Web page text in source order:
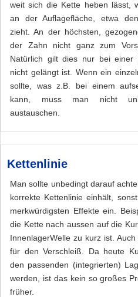
weit sich die Kette heben lässt,
an der Auflagefläche, etwa
zieht. An der höchsten,
der Zahn nicht ganz zum
Natürlich gilt dies nur bei einer
nicht gelängt ist. Wenn ein
sollte, was z.B. bei einem
kann, muss man nicht
austauschen.
Kettenlinie
Man sollte unbedingt darauf
korrekte Kettenlinie einhält,
merkwürdigsten Effekte ein.
die Kette nach aussen auf die
InnenlagerWelle zu kurz ist.
für den Verschleiß. Da heute
den passenden (integrierten)
werden, ist das kein so großes
früher.